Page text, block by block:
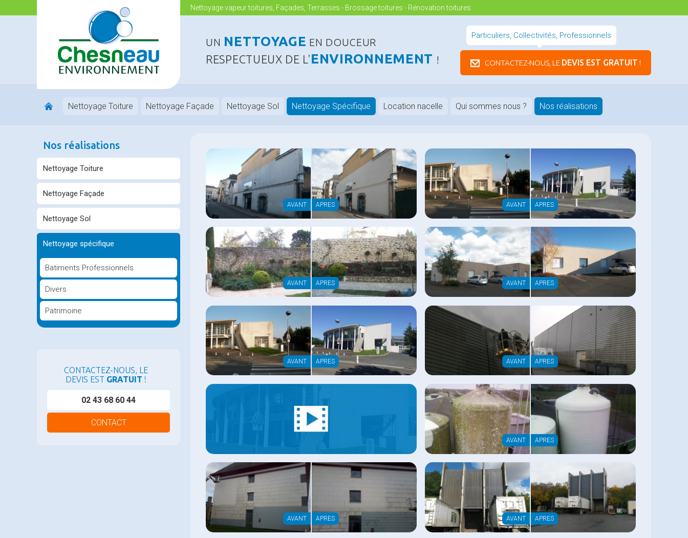
Nettoyage vapeur toitures, Façades, Terrasses - Brossage toitures - Rénovation toitures
UN NETTOYAGE EN DOUCEUR
RESPECTUEUX DE L'ENVIRONNEMENT !
Particuliers, Collectivités, Professionnels
CONTACTEZ-NOUS, LE DEVIS EST GRATUIT !
Nettoyage Toiture Nettoyage Façade Nettoyage Sol Nettoyage Spécifique Location nacelle Qui sommes nous ? Nos réalisations
AVANT APRES AVANT APRES
AVANT APRES AVANT APRES
AVANT APRES AVANT APRES
AVANT APRES
AVANT APRES AVANT APRES
Nos réalisations
Nettoyage Toiture
Nettoyage Façade
Nettoyage Sol
Nettoyage spécifique
Batiments Professionnels
Divers
Patrimoine
CONTACTEZ-NOUS, LE
DEVIS EST GRATUIT !
02 43 68 60 44
CONTACT